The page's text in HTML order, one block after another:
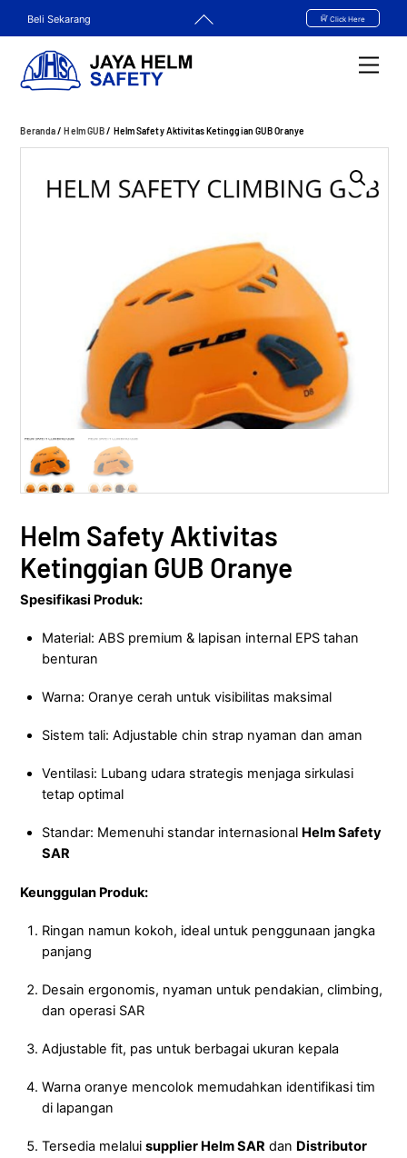
content
Beli Sekarang Click Here
Beranda/Helm GUB/ Helm Safety Aktivitas Ketinggian GUB Oranye
Helm Safety Aktivitas
Ketinggian GUB Oranye
Spesifikasi Produk:
Material: ABS premium & lapisan internal EPS tahan
benturan
Warna: Oranye cerah untuk visibilitas maksimal
Sistem tali: Adjustable chin strap nyaman dan aman
Ventilasi: Lubang udara strategis menjaga sirkulasi
tetap optimal
Standar: Memenuhi standar internasional Helm Safety
SAR
Keunggulan Produk:
Ringan namun kokoh, ideal untuk penggunaan jangka
panjang
Desain ergonomis, nyaman untuk pendakian, climbing,
dan operasi SAR
Adjustable fit, pas untuk berbagai ukuran kepala
Warna oranye mencolok memudahkan identifikasi tim
di lapangan
Tersedia melalui supplier Helm SAR dan Distributor
Back
To